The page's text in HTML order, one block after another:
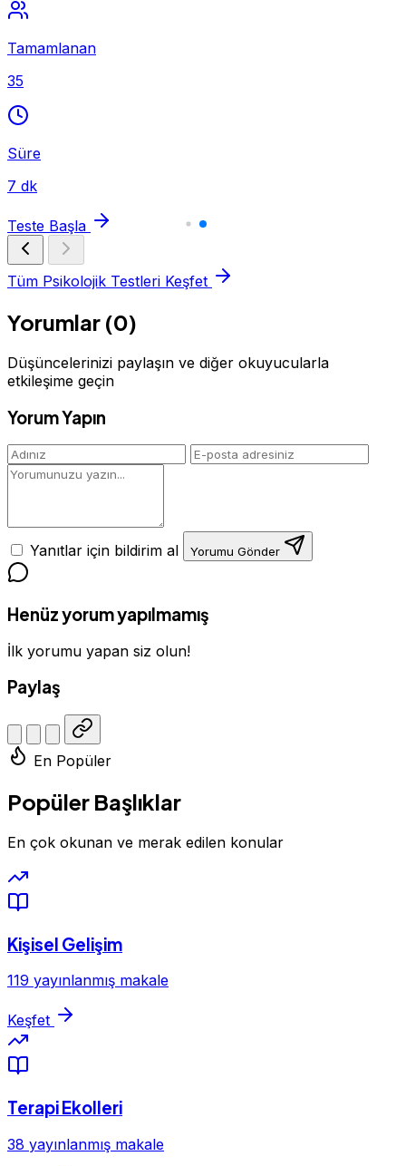
Tamamlanan
35
Süre
7 dk
Teste Başla
Tüm Psikolojik Testleri Keşfet
Yorumlar (0)
Düşüncelerinizi paylaşın ve diğer okuyucularla
etkileşime geçin
Yorum Yapın
Yanıtlar için bildirim al Yorumu Gönder
Henüz yorum yapılmamış
İlk yorumu yapan siz olun!
Paylaş
En Popüler
Popüler Başlıklar
En çok okunan ve merak edilen konular
Kişisel Gelişim
119 yayınlanmış makale
Keşfet
Terapi Ekolleri
38 yayınlanmış makale